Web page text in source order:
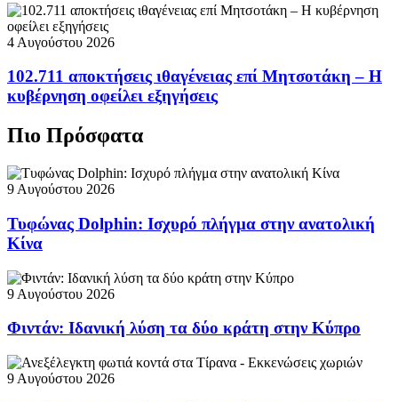
4 Αυγούστου 2026
102.711 αποκτήσεις ιθαγένειας επί Μητσοτάκη – Η
κυβέρνηση οφείλει εξηγήσεις
Πιο Πρόσφατα
9 Αυγούστου 2026
Τυφώνας Dolphin: Ισχυρό πλήγμα στην ανατολική
Κίνα
9 Αυγούστου 2026
Φιντάν: Ιδανική λύση τα δύο κράτη στην Κύπρο
9 Αυγούστου 2026